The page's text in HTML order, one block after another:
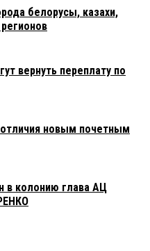
белорусы, казахи,
вернуть переплату по
новым почетным
в колонию глава АЦ